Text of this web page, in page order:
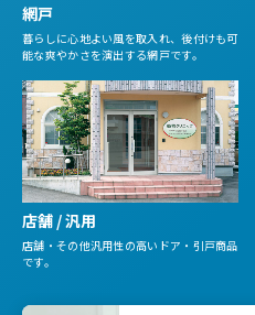
網戸
暮らしに心地よい風を取入れ、後付けも可
能な爽やかさを演出する網戸です。
店舗 / 汎用
店舗・その他汎用性の高いドア・引戸商品
です。